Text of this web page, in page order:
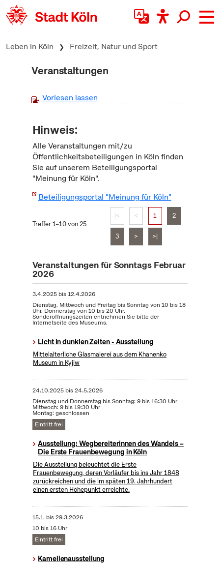
zum Inhalt springen
Leben in Köln Freizeit, Natur und Sport
Veranstaltungen
Vorlesen lassen
Hinweis:
Alle Veranstaltungen mit/zu
Öffentlichkeitsbeteiligungen in Köln finden
Sie auf unserem Beteiligungsportal
"Meinung für Köln".
Beteiligungsportal "Meinung für Köln"
Treffer 1–10 von 25
|< < 1 2
3 > >|
Veranstaltungen für Sonntags Februar
2026
3.4.2025bis12.4.2026
Dienstag, Mittwoch und Freitag bis Sonntag von 10 bis 18
Uhr, Donnerstag von 10 bis 20 Uhr.
Sonderöffnungszeiten entnehmen Sie bitte der
Internetseite des Museums.
Licht in dunklen Zeiten - Ausstellung
Mittelalterliche Glasmalerei aus dem Khanenko
Museum in Kyjiw
24.10.2025bis24.5.2026
Dienstag und Donnerstag bis Sonntag: 9 bis 16:30 Uhr
Mittwoch: 9 bis 19:30 Uhr
Montag: geschlossen
Eintritt frei
Ausstellung: Wegbereiterinnen des Wandels –
Die Erste Frauenbewegung in Köln
Die Ausstellung beleuchtet die Erste
Frauenbewegung, deren Vorläufer bis ins Jahr 1848
zurückreichen und die im späten 19. Jahrhundert
einen ersten Höhepunkt erreichte.
15.1. bis29.3.2026
10 bis 16 Uhr
Eintritt frei
Kamelienausstellung